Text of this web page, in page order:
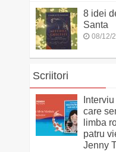
8 idei
Santa
08/12/
Scriitori
care
limba
patru
Jenny